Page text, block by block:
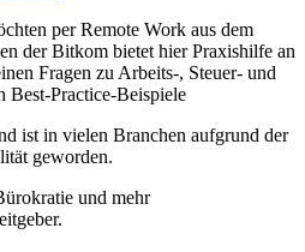
per Remote Work aus dem
der Bitkom bietet hier Praxishilfe an
Fragen zu Arbeits-, Steuer- und
Best-Practice-Beispiele
ist in vielen Branchen aufgrund der
geworden.
und mehr